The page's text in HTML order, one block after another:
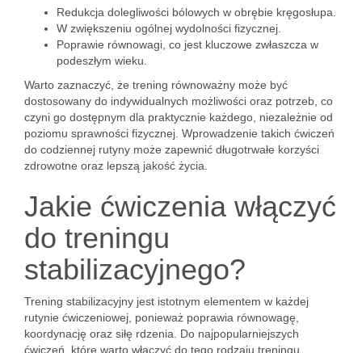
Redukcja dolegliwości bólowych w obrębie kręgosłupa.
W zwiększeniu ogólnej wydolności fizycznej.
Poprawie równowagi, co jest kluczowe zwłaszcza w
podeszłym wieku.
Warto zaznaczyć, że trening równoważny może być
dostosowany do indywidualnych możliwości oraz potrzeb, co
czyni go dostępnym dla praktycznie każdego, niezależnie od
poziomu sprawności fizycznej. Wprowadzenie takich ćwiczeń
do codziennej rutyny może zapewnić długotrwałe korzyści
zdrowotne oraz lepszą jakość życia.
Jakie ćwiczenia włączyć
do treningu
stabilizacyjnego?
Trening stabilizacyjny jest istotnym elementem w każdej
rutynie ćwiczeniowej, ponieważ poprawia równowagę,
koordynację oraz siłę rdzenia. Do najpopularniejszych
ćwiczeń, które warto włączyć do tego rodzaju treningu,